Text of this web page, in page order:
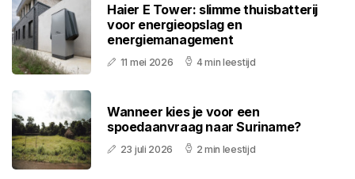
Haier E Tower: slimme thuisbatterij
voor energieopslag en
energiemanagement
11 mei 2026 4 min leestijd
Wanneer kies je voor een
spoedaanvraag naar Suriname?
23 juli 2026 2 min leestijd